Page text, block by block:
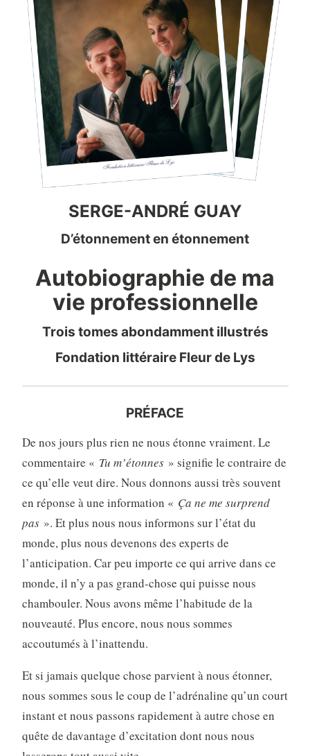
SERGE-ANDRÉ GUAY
D’étonnement en étonnement
Autobiographie de ma
vie professionnelle
Trois tomes abondamment illustrés
Fondation littéraire Fleur de Lys
PRÉFACE
De nos jours plus rien ne nous étonne vraiment. Le
commentaire « Tu m’étonnes» signifie le contraire de
ce qu’elle veut dire. Nous donnons aussi très souvent
en réponse à une information « Ça ne me surprend
pas». Et plus nous nous informons sur l’état du
monde, plus nous devenons des experts de
l’anticipation. Car peu importe ce qui arrive dans ce
monde, il n’y a pas grand-chose qui puisse nous
chambouler. Nous avons même l’habitude de la
nouveauté. Plus encore, nous nous sommes
accoutumés à l’inattendu.
Et si jamais quelque chose parvient à nous étonner,
nous sommes sous le coup de l’adrénaline qu’un court
instant et nous passons rapidement à autre chose en
quête de davantage d’excitation dont nous nous